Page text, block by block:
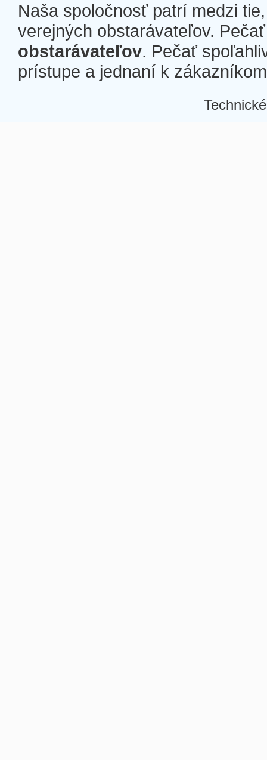
Naša spoločnosť patrí medzi
verejných obstarávateľov.
obstarávateľov. Pečať
prístupe a jednaní k